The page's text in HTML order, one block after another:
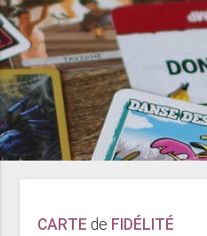
CARTE de FIDÉLITÉ